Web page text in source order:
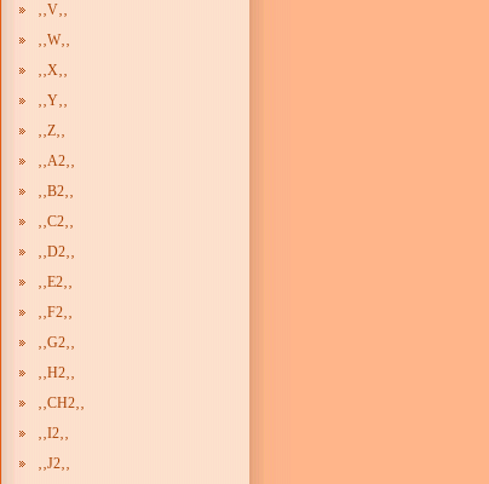
‚‚V‚‚
‚‚W‚‚
‚‚X‚‚
‚‚Y‚‚
‚‚Z‚‚
‚‚A2‚‚
‚‚B2‚‚
‚‚C2‚‚
‚‚D2‚‚
‚‚E2‚‚
‚‚F2‚‚
‚‚G2‚‚
‚‚H2‚‚
‚‚CH2‚‚
‚‚I2‚‚
‚‚J2‚‚